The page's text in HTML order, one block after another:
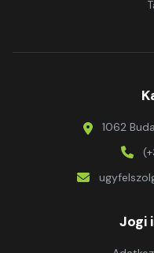
1062
Jogi